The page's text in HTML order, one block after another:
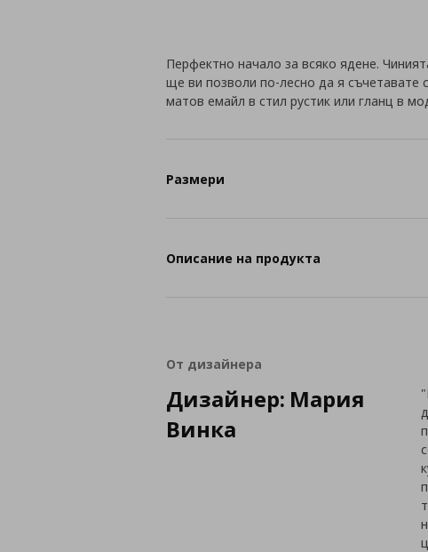
Перфектно начало за всяко ядене.
ще ви позволи по-лесно да я съчетавате
матов емайл в стил рустик или гланц в
Размери
Описание на продукта
От дизайнера
Дизайнер: Мария
Винка